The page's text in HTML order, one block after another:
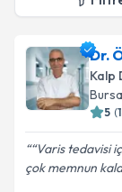
Dr.
Kalp
Bursa
5 (
“Varis tedavisi
çok memnun